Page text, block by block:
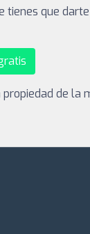
tienes que
de la